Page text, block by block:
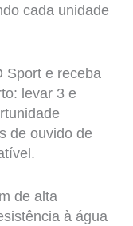
cada unidade
Sport e receba
levar 3 e
de ouvido de
de alta
à água